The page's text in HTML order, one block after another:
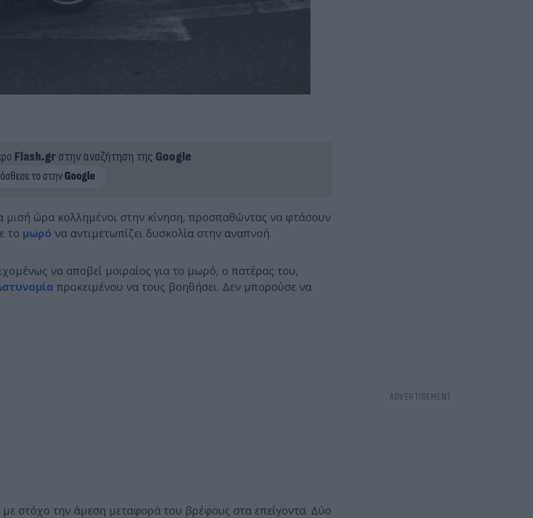
Flash.grστην αναζήτηση της Google
μισή ώρα κολλημένοι στην κίνηση, προσπαθώντας να φτάσουν
το μωρό να αντιμετωπίζει δυσκολία στην αναπνοή.
να αποβεί μοιραίος για το μωρό, ο πατέρας του,
προκειμένου να τους βοηθήσει. Δεν μπορούσε να
στόχο την άμεση μεταφορά του βρέφους στα επείγοντα. Δύο